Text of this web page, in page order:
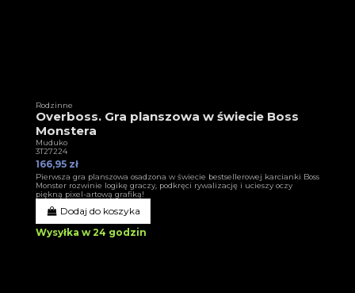
Rodzinne
Overboss. Gra planszowa w świecie Boss
Monstera
Muduko
3T27224
166,95 zł
Pierwsza gra planszowa osadzona w świecie bestsellerowej karcianki Boss
Monster rozwinie logikę graczy, podkręci rywalizację i ucieszy oczy
piękną pixel-artową grafiką!
Dodaj do koszyka
Wysyłka w 24 godzin